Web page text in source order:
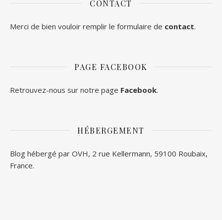
CONTACT
Merci de bien vouloir remplir le formulaire de contact.
PAGE FACEBOOK
Retrouvez-nous sur notre page Facebook.
HÉBERGEMENT
Blog hébergé par OVH, 2 rue Kellermann, 59100 Roubaix,
France.